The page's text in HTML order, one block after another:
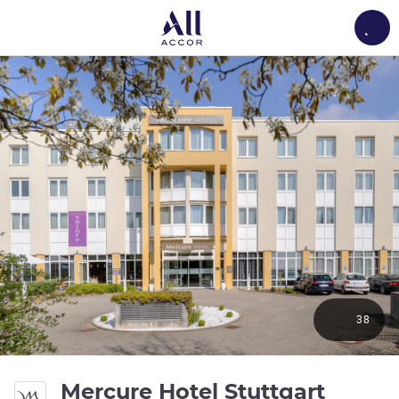
Mercure Hotel Stuttgart
38